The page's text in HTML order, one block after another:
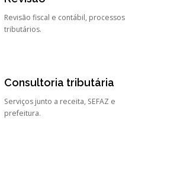
Revisão fiscal e contábil, processos
tributários.
Consultoria tributária
Serviços junto a receita, SEFAZ e
prefeitura.